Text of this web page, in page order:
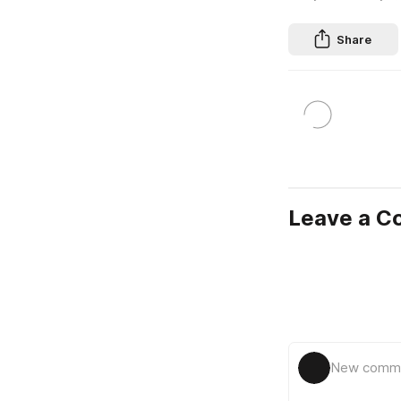
Share
Leave a